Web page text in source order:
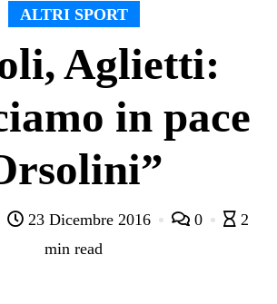
ALTRI SPORT
Aglietti:
in pace
23 Dicembre 2016 0
2
min read